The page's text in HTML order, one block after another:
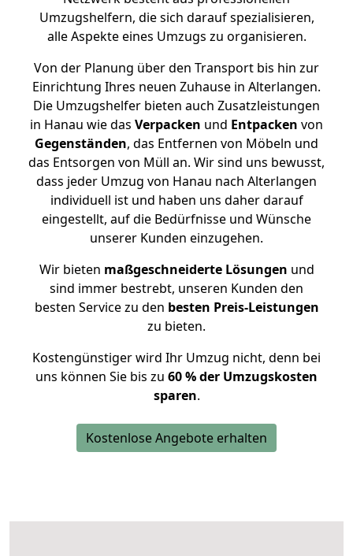
Umzugshelfern, die sich darauf spezialisieren,
alle Aspekte eines Umzugs zu organisieren.
Von der Planung über den Transport bis hin zur
Einrichtung Ihres neuen Zuhause in Alterlangen.
Die Umzugshelfer bieten auch Zusatzleistungen
in Hanau wie das Verpacken und Entpacken von
Gegenständen, das Entfernen von Möbeln und
das Entsorgen von Müll an. Wir sind uns bewusst,
dass jeder Umzug von Hanau nach Alterlangen
individuell ist und haben uns daher darauf
eingestellt, auf die Bedürfnisse und Wünsche
unserer Kunden einzugehen.
Wir bieten maßgeschneiderte Lösungen und
sind immer bestrebt, unseren Kunden den
besten Service zu den besten Preis-Leistungen
zu bieten.
Kostengünstiger wird Ihr Umzug nicht, denn bei
uns können Sie bis zu 60 % der Umzugskosten
sparen.
Kostenlose Angebote erhalten